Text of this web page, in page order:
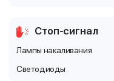
Стоп-сигнал
Лампы накаливания
Светодиоды